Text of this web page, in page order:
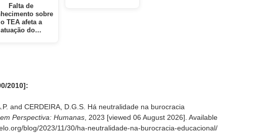
Falta de
sobre
o TEA afeta a
atuação do…
2010]:
and CERDEIRA, D.G.S. Há neutralidade na burocracia
Perspectiva: Humanas, 2023 [viewed 06 August 2026]. Available
blog/2023/11/30/ha-neutralidade-na-burocracia-educacional/